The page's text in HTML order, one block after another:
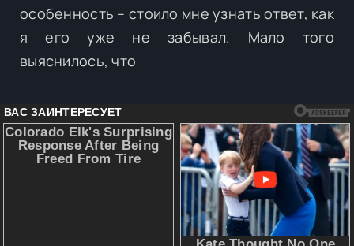
особенность – стоило мне узнать ответ, как
я его уже не забывал. Мало того
выяснилось, что